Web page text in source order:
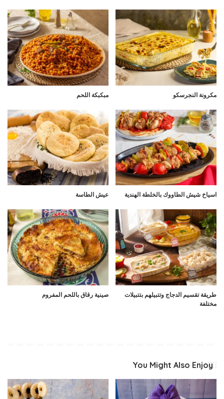
مكرونة النجرسكو مبكبكة اللحم
اسياخ شيش الطاووك بالخلطة الهندية عيش الطاسة
طريقة تقسيم الدجاج وتتبيلهم بتتبيلات
مختلفة
صينية رقاق باللحم المفروم
You Might Also Enjoy